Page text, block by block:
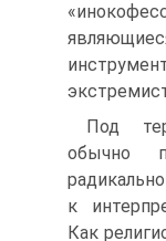
Под
обычно
к
Как